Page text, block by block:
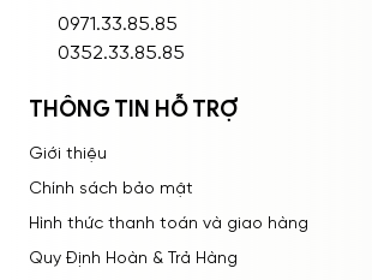
0971.33.85.85
0352.33.85.85
THÔNG TIN HỖ TRỢ
Giới thiệu
Chính sách bảo mật
Hình thức thanh toán và giao hàng
Quy Định Hoàn & Trả Hàng